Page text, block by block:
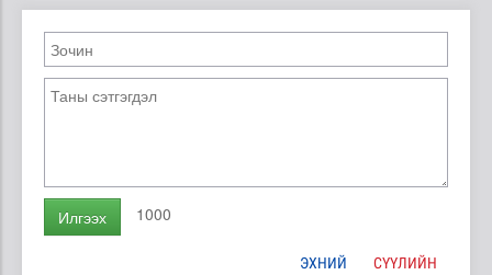
Илгээх 1000
ЭХНИЙ СҮҮЛИЙН